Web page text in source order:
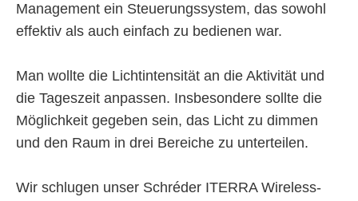
Management ein Steuerungssystem, das sowohl
effektiv als auch einfach zu bedienen war.
Man wollte die Lichtintensität an die Aktivität und
die Tageszeit anpassen. Insbesondere sollte die
Möglichkeit gegeben sein, das Licht zu dimmen
und den Raum in drei Bereiche zu unterteilen.
Wir schlugen unser Schréder ITERRA Wireless-